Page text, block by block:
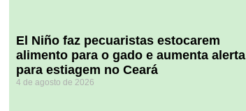
El Niño faz pecuaristas estocarem
alimento para o gado e aumenta alerta
para estiagem no Ceará
4 de agosto de 2026